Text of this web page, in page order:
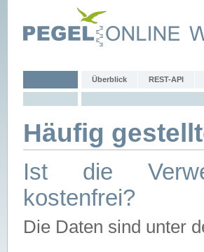
Überblick REST-API
Häufig
Ist die
kostenfrei?
Die Daten sind unter